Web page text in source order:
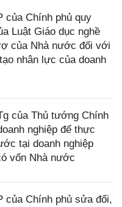
của Chính phủ quy
Luật Giáo dục nghề
của Nhà nước đối với
nhân lực của doanh
của Thủ tướng Chính
nghiệp để thực
tại doanh nghiệp
vốn Nhà nước
của Chính phủ sửa đổi,